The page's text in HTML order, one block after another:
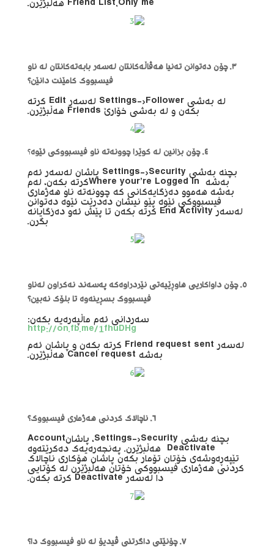
Friend List,Only me هەڵبژێرن.
٣. چۆن دەتوانن تەنیا هەڤاڵەکانتان لەسەر بابەتەکانتان لە ناو
فیسبووک کامێنت دانێن؟
لە بەشی Settings->Follower لەسەر Edit کرتە
بکەن و لە بەشی خۆارێ Friends هەڵبژێرن.
٤. چۆن بزانین لە کوێرا چوونەتە ناو فیسبووکی ئێوە ؟
بچنە بەشی Settings->Security پاشان لەسەر ئەم
بەشە Where your’re Logged Inکرتە بکەن، لەم
بەشە هەموو دەزگایەکانی کە چوونەتە ناو هەژماری
فیسبووکی ئێوە پێو نیشان دەدرێت ئێوە دەتوانن
لەسەر End Activity کرتە بکەن تا پێش ئەو دەزگایانە
بگرن.
٥. چۆن داواکاریی هاوڕێیەتی نێردراوەکە پەسەند نەکراون لەناو
فیسبووک بسڕینەوە تا بلۆک نەبین؟
سەردانی ئەم ماڵپەرەیە بکەن:
http://on.fb.me/1fhuDHg
لەسەر Friend request sent کرتە بکەن و پاشان ئەم
بەشە Cancel request هەڵبژێرن.
٦. ناچالاک کردنی هەژماری فیسبووک؟
بچنە بەشی Settings->Security، پاشانAccount
Deactivateهەڵبژێرن. پەنجەرەیەک دەکرێتەوە
تێپەڕەوشەی خۆتان تۆمار بکەن پاشان هۆکاری ناچالاک
کردنی هەژماری فیسبووکی خۆتان هەڵبژێرن لە کۆتایی
دا لەسەر Deactivate کرتە بکەن.
٧. چۆنێتی داگرتنی ڤیدیۆ لە ناو فیسبووک دا؟